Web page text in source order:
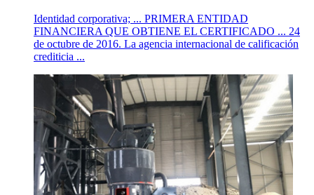
Identidad corporativa; ... PRIMERA ENTIDAD
FINANCIERA QUE OBTIENE EL CERTIFICADO ... 24
de octubre de 2016.­ La agencia internacional de calificación
crediticia ...